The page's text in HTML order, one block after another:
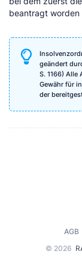
beantragt worden
geändert
S. 1166) Alle
Gewähr für
der
© 2026
AGB